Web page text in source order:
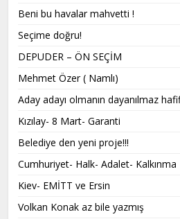
Beni bu havalar mahvetti !
Seçime doğru!
DEPUDER – ÖN SEÇİM
Mehmet Özer ( Namlı)
Aday adayı olmanın dayanılmaz
Kızılay- 8 Mart- Garanti
Belediye den yeni proje!!!
Cumhuriyet- Halk- Adalet- Kalkınma
Kiev- EMİTT ve Ersin
Volkan Konak az bile yazmış